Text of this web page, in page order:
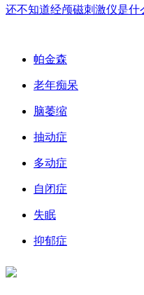
还不知道经颅磁刺激仪是什
帕金森
老年痴呆
脑萎缩
抽动症
多动症
自闭症
失眠
抑郁症